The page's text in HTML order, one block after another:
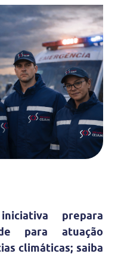
prepara
para atuação
climáticas; saiba